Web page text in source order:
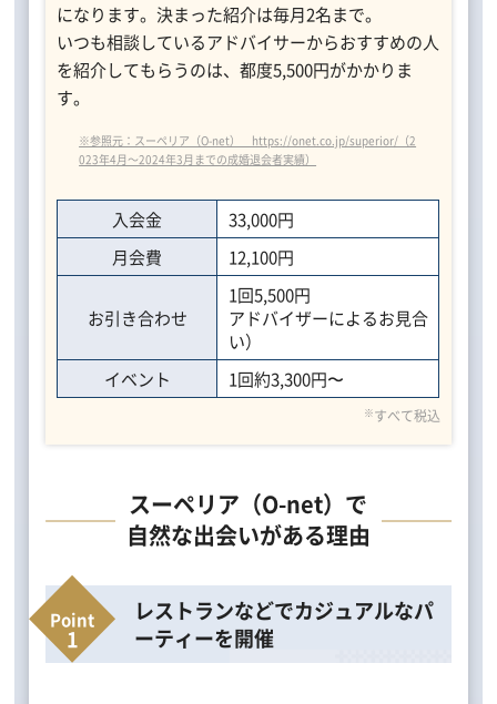
になります。決まった紹介は毎月2名まで。
いつも相談しているアドバイサーからおすすめの人
を紹介してもらうのは、都度5,500円がかかりま
す。
※参照元：スーペリア（O-net） https://onet.co.jp/superior/（2
023年4月～2024年3月までの成婚退会者実績）
入会金
33,000円
月会費
12,100円
お引き合わせ
1回5,500円
アドバイザーによるお見合
い）
イベント
1回約3,300円〜
※すべて税込
スーペリア（O-net）で
自然な出会いがある理由
レストランなどでカジュアルなパ
ーティーを開催